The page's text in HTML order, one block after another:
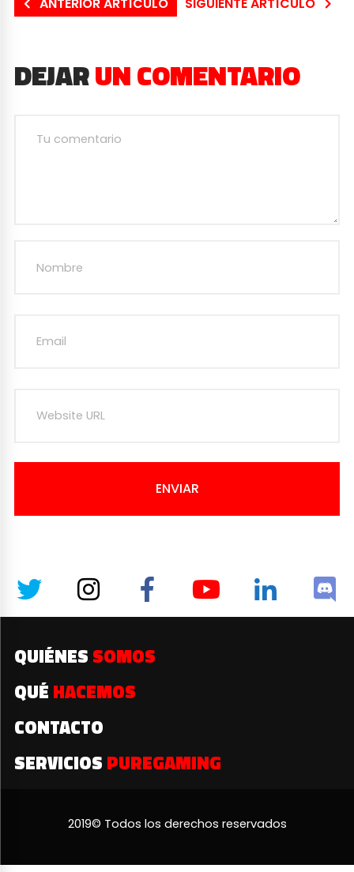
DEJARUN COMENTARIO
ENVIAR
QUIÉNES SOMOS
QUÉ HACEMOS
CONTACTO
SERVICIOS PUREGAMING
2019© Todos los derechos reservados